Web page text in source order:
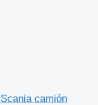
camión